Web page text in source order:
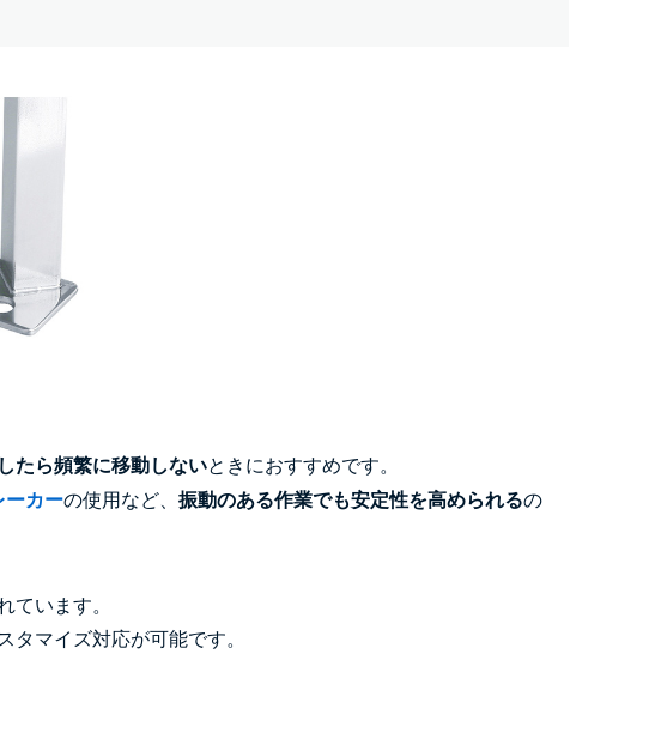
たら頻繁に移動しないときにおすすめです。
ーカーの使用など、 振動のある作業でも安定性を高められるの
ています。
マイズ対応が可能です。